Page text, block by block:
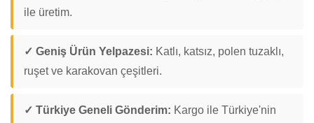
ile üretim.
✓ Geniş Ürün Yelpazesi: Katlı, katsız, polen tuzaklı,
ruşet ve karakovan çeşitleri.
✓ Türkiye Geneli Gönderim: Kargo ile Türkiye'nin